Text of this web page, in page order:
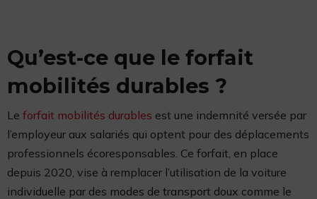
Qu’est-ce que le forfait
mobilités durables ?
Le forfait mobilités durables est une indemnité versée par
l’employeur aux salariés qui optent pour des déplacements
professionnels écoresponsables. Ce forfait, en place
depuis 2020, vise à remplacer l’utilisation de la voiture
individuelle par des modes de transport doux comme le